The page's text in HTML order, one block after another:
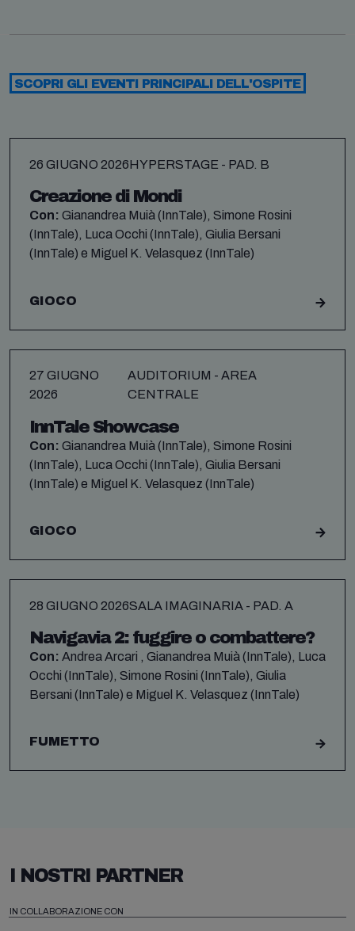
SCOPRI GLI EVENTI PRINCIPALI DELL'OSPITE
26 GIUGNO 2026HYPERSTAGE - PAD. B
Creazione di Mondi
Con: Gianandrea Muià (InnTale), Simone Rosini
(InnTale), Luca Occhi (InnTale), Giulia Bersani
(InnTale) e Miguel K. Velasquez (InnTale)
GIOCO
27 GIUGNO
2026
AUDITORIUM - AREA
CENTRALE
InnTale Showcase
Con: Gianandrea Muià (InnTale), Simone Rosini
(InnTale), Luca Occhi (InnTale), Giulia Bersani
(InnTale) e Miguel K. Velasquez (InnTale)
GIOCO
28 GIUGNO 2026SALA IMAGINARIA - PAD. A
Navigavia 2: fuggire o combattere?
Con: Andrea Arcari , Gianandrea Muià (InnTale), Luca
Occhi (InnTale), Simone Rosini (InnTale), Giulia
Bersani (InnTale) e Miguel K. Velasquez (InnTale)
FUMETTO
I NOSTRI PARTNER
IN COLLABORAZIONE CON